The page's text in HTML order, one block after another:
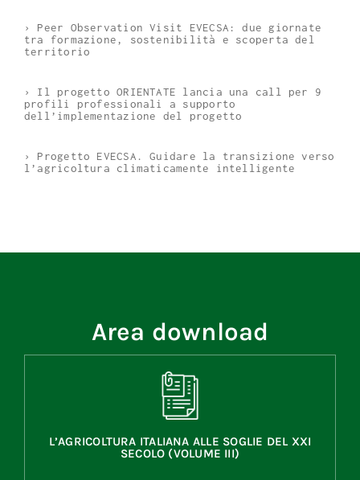
› Peer Observation Visit EVECSA: due giornate
tra formazione, sostenibilità e scoperta del
territorio
› Il progetto ORIENTATE lancia una call per 9
profili professionali a supporto
dell’implementazione del progetto
› Progetto EVECSA. Guidare la transizione verso
l’agricoltura climaticamente intelligente
Area download
L’AGRICOLTURA ITALIANA ALLE SOGLIE DEL XXI
SECOLO (VOLUME III)